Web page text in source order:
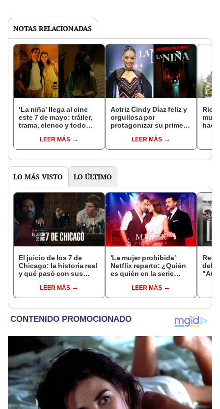
NOTAS RELACIONADAS
‘La niña’ llega al cine
este 7 de mayo: tráiler,
trama, elenco y todo
película de terror
filmada en Iquitos
LEER MÁS
Actriz Cindy Díaz feliz y
orgullosa por
protagonizar su primera
y me emocioné
muchísimo”
LEER MÁS
LO MÁS VISTO LO ÚLTIMO
El juicio de los 7 de
Chicago: la historia real
y qué pasó con sus
LEER MÁS
'La mujer prohibida'
Netflix reparto: ¿Quién
es quién en la serie
protagonizada por
Valerie Domínguez?
LEER MÁS
del
arte"